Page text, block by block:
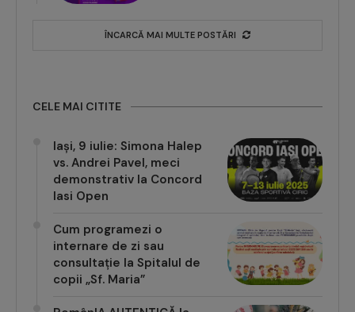
ÎNCARCĂ MAI MULTE POSTĂRI
CELE MAI CITITE
Iași, 9 iulie: Simona Halep
vs. Andrei Pavel, meci
demonstrativ la Concord
Iasi Open
Cum programezi o
internare de zi sau
consultație la Spitalul de
copii „Sf. Maria”